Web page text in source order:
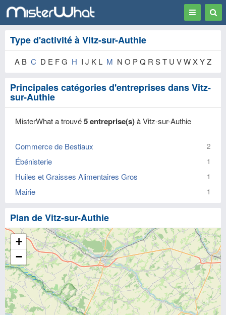
Toggle
Type d'activité à Vitz-sur-Authie
A B C D E F G H I J K L M N O P Q R S T U V W X Y Z
Principales catégories d'entreprises dans Vitz-
sur-Authie
MisterWhat a trouvé5 entreprise(s)à Vitz-sur-Authie
Commerce de Bestiaux 2
Ébénisterie 1
Huiles et Graisses Alimentaires Gros 1
Mairie 1
Plan de Vitz-sur-Authie
+
−